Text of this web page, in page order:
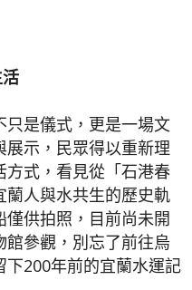
只是儀式，更是一場文
示，民眾得以重新理
式，看見從「石港春
蘭人與水共生的歷史軌
供拍照，目前尚未開
參觀，別忘了前往烏
200年前的宜蘭水運記